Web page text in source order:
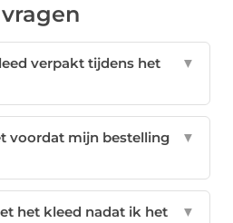
verpakt tijdens het
▼
voordat mijn bestelling
▼
het kleed nadat ik het
▼